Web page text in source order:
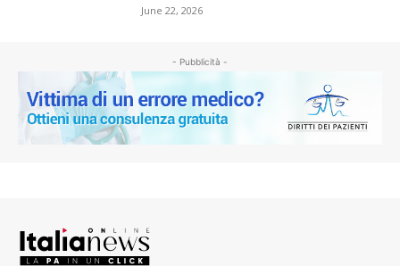
June 22, 2026
- Pubblicità -